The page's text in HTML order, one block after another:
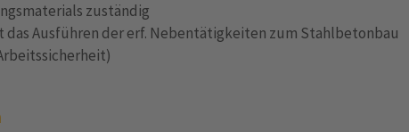
zuständig
das Ausführen der erf. Nebentätigkeiten zum Stahlbetonbau